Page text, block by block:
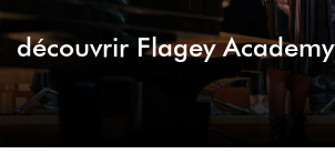
découvrir Flagey Academy